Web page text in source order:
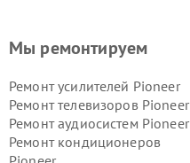
Мы ремонтируем
Ремонт усилителей Pioneer
Ремонт телевизоров Pioneer
Ремонт аудиосистем Pioneer
Ремонт кондиционеров